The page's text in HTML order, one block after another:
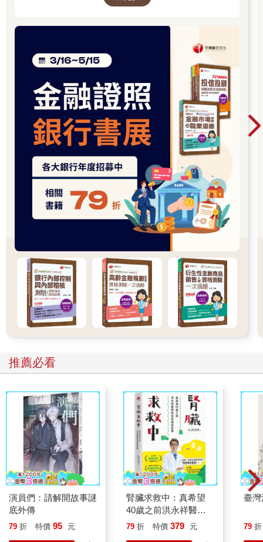
推薦必看
演員們：請解開故事謎
底外傳
79 折 特價 95 元
腎臟求救中：真希望
40歲之前洪永祥醫師
就告訴我這些事
79 折 特價 379 元
臺
79 折